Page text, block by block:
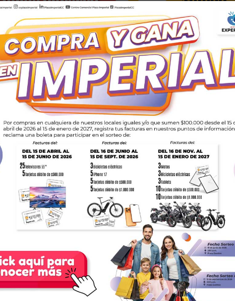
Mundo Imperial Edición 3
01 de Julio 2018
Mundo Imperial
01 de Abril 2018